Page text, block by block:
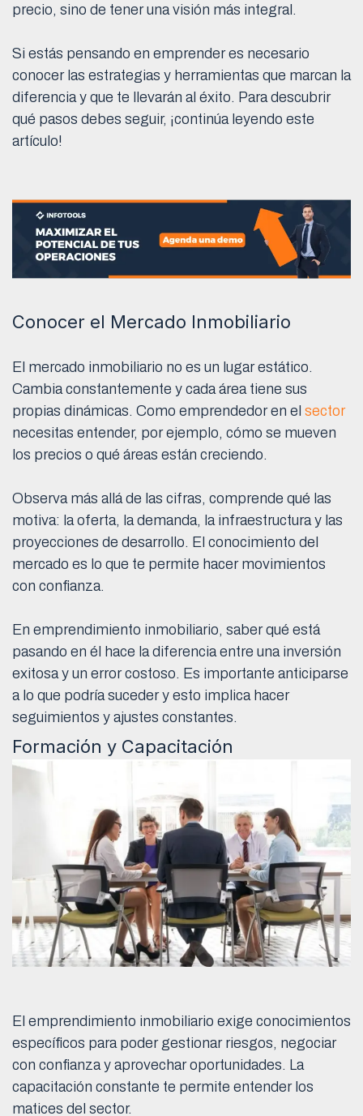
precio, sino de tener una visión más integral.
Si estás pensando en emprender es necesario
conocer las estrategias y herramientas que marcan la
diferencia y que te llevarán al éxito. Para descubrir
qué pasos debes seguir, ¡continúa leyendo este
artículo!
Conocer el Mercado Inmobiliario
El mercado inmobiliario no es un lugar estático.
Cambia constantemente y cada área tiene sus
propias dinámicas. Como emprendedor en el sector
necesitas entender, por ejemplo, cómo se mueven
los precios o qué áreas están creciendo.
Observa más allá de las cifras, comprende qué las
motiva: la oferta, la demanda, la infraestructura y las
proyecciones de desarrollo. El conocimiento del
mercado es lo que te permite hacer movimientos
con confianza.
En emprendimiento inmobiliario, saber qué está
pasando en él hace la diferencia entre una inversión
exitosa y un error costoso. Es importante anticiparse
a lo que podría suceder y esto implica hacer
seguimientos y ajustes constantes.
Formación y Capacitación
El emprendimiento inmobiliario exige conocimientos
específicos para poder gestionar riesgos, negociar
con confianza y aprovechar oportunidades. La
capacitación constante te permite entender los
matices del sector.